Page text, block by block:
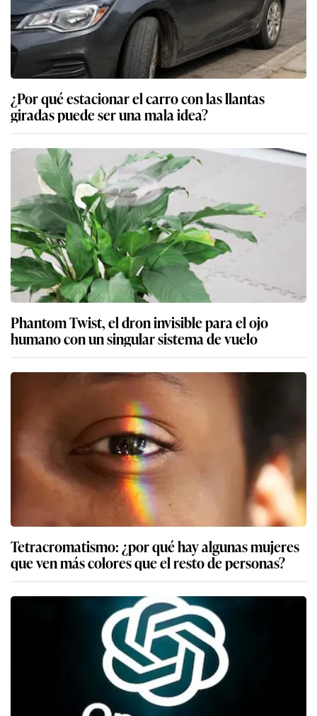
¿Por qué estacionar el carro con las llantas
giradas puede ser una mala idea?
Phantom Twist, el dron invisible para el ojo
humano con un singular sistema de vuelo
Tetracromatismo: ¿por qué hay algunas mujeres
que ven más colores que el resto de personas?